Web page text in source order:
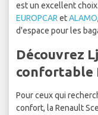
est un excellent
EUROPCAR etALAMO
d'espace pour les
Découvrez
confortable
Pour ceux qui
confort, la Renault